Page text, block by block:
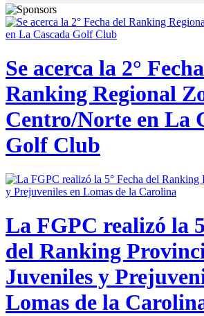
Se acerca la 2°
Ranking Regional
Centro/Norte en La
Golf Club
La FGPC realizó la
del Ranking
Juveniles y
Lomas de la